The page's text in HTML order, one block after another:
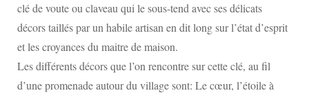
clé de voute ou claveau qui le sous-tend avec ses délicats
décors taillés par un habile artisan en dit long sur l’état d’esprit
et les croyances du maitre de maison.
Les différents décors que l’on rencontre sur cette clé, au fil
d’une promenade autour du village sont: Le cœur, l’étoile à